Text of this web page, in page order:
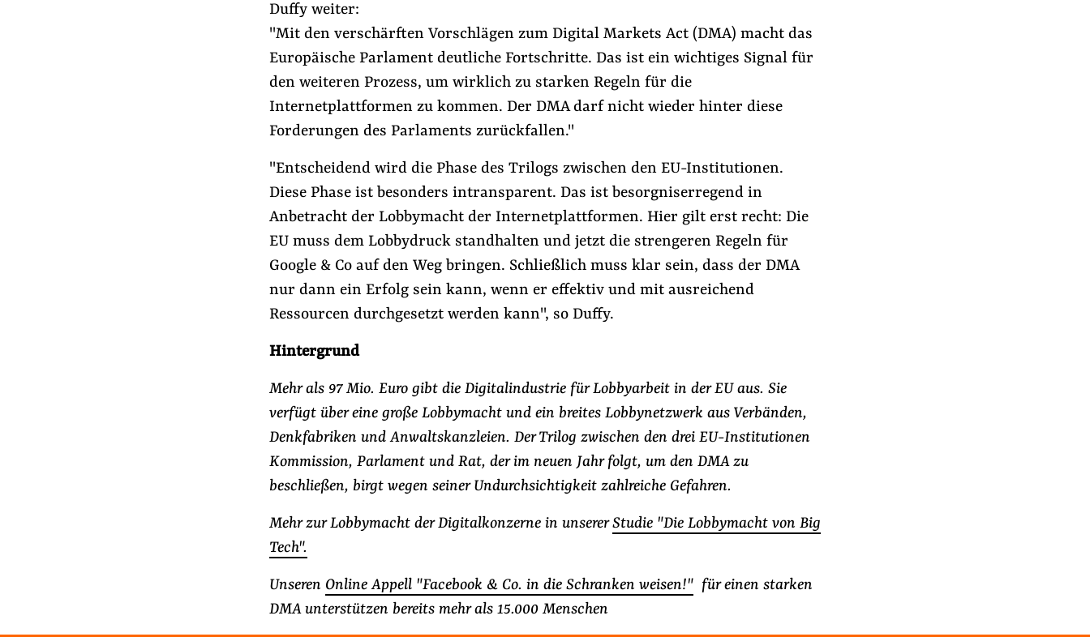
Duffy weiter:
"Mit den verschärften Vorschlägen zum Digital Markets Act (DMA) macht das
Europäische Parlament deutliche Fortschritte. Das ist ein wichtiges Signal für
den weiteren Prozess, um wirklich zu starken Regeln für die
Internetplattformen zu kommen. Der DMA darf nicht wieder hinter diese
Forderungen des Parlaments zurückfallen."
"Entscheidend wird die Phase des Trilogs zwischen den EU-Institutionen.
Diese Phase ist besonders intransparent. Das ist besorgniserregend in
Anbetracht der Lobbymacht der Internetplattformen. Hier gilt erst recht: Die
EU muss dem Lobbydruck standhalten und jetzt die strengeren Regeln für
Google & Co auf den Weg bringen. Schließlich muss klar sein, dass der DMA
nur dann ein Erfolg sein kann, wenn er effektiv und mit ausreichend
Ressourcen durchgesetzt werden kann", so Duffy.
Hintergrund
Mehr als 97 Mio. Euro gibt die Digitalindustrie für Lobbyarbeit in der EU aus. Sie
verfügt über eine große Lobbymacht und ein breites Lobbynetzwerk aus Verbänden,
Denkfabriken und Anwaltskanzleien. Der Trilog zwischen den drei EU-Institutionen
Kommission, Parlament und Rat, der im neuen Jahr folgt, um den DMA zu
beschließen, birgt wegen seiner Undurchsichtigkeit zahlreiche Gefahren.
Mehr zur Lobbymacht der Digitalkonzerne in unsererStudie "Die Lobbymacht von Big
Tech".
Unseren Online Appell "Facebook & Co. in die Schranken weisen!" für einen starken
DMA unterstützen bereits mehr als 15.000 Menschen